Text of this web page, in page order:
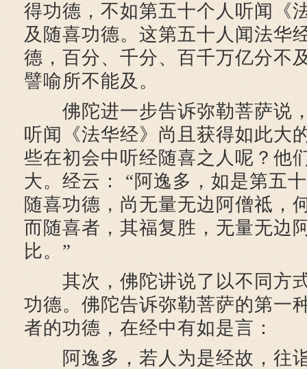
得功德，不如第五十个人听闻《
及随喜功德。这第五十人闻法华
德，百分、千分、百千万亿分不
譬喻所不能及。
佛陀进一步告诉弥勒菩萨说
听闻《法华经》尚且获得如此大
些在初会中听经随喜之人呢？他
大。经云： “阿逸多，如是第五
随喜功德，尚无量无边阿僧祗，
而随喜者，其福复胜，无量无边
比。”
其次，佛陀讲说了以不同方
功德。佛陀告诉弥勒菩萨的第一
者的功德，在经中有如是言：
阿逸多，若人为是经故，往